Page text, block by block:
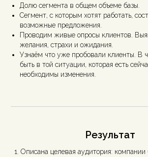
Долю сегмента в общем объеме базы.
Сегмент, с которым хотят работать,
возможные предложения.
Проводим живые опросы клиентов.
желания, страхи и ожидания.
Узнаём что уже пробовали клиенты. В
быть в той ситуации, которая есть
необходимы изменения.
Результат
Описана целевая аудитория: компании